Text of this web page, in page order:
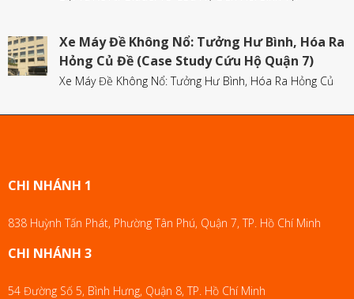
Xe Máy Đề Không Nổ: Tưởng Hư Bình, Hóa Ra
Hỏng Củ Đề (Case Study Cứu Hộ Quận 7)
Xe Máy Đề Không Nổ: Tưởng Hư Bình, Hóa Ra Hỏng Củ
CHI NHÁNH 1
838 Huỳnh Tấn Phát, Phường Tân Phú, Quận 7, TP. Hồ Chí Minh
CHI NHÁNH 3
54 Đường Số 5, Bình Hưng, Quận 8, TP. Hồ Chí Minh